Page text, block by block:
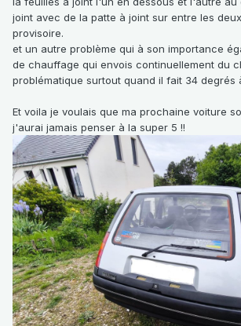
joint avec de la patte à joint sur entre les
provisoire.
et un autre problème qui à son importance
de chauffage qui envois continuellement du
problématique surtout quand il fait 34 degrés
Et voila je voulais que ma prochaine voiture
j'aurai jamais penser à la super 5 !!